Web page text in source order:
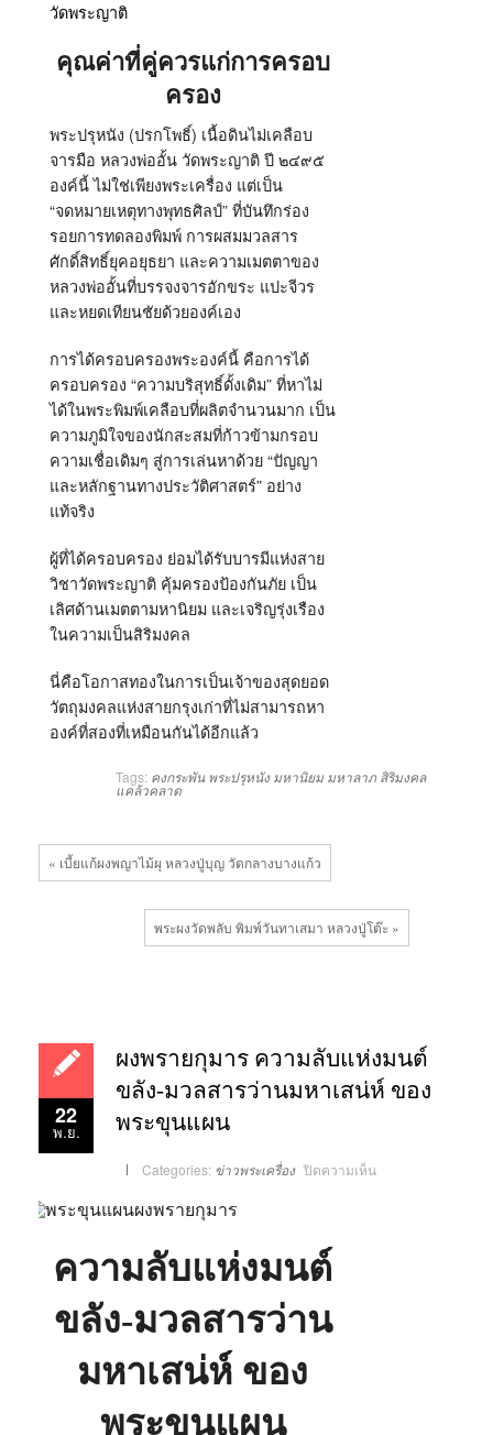
คุณค่าที่คู่ควรแก่การครอบ
ครอง
พระปรุหนัง (ปรกโพธิ์) เนื้อดินไม่เคลือบ
จารมือ หลวงพ่ออั้น วัดพระญาติ ปี ๒๔๙๕
องค์นี้ ไม่ใช่เพียงพระเครื่อง แต่เป็น
“จดหมายเหตุทางพุทธศิลป์” ที่บันทึกร่อง
รอยการทดลองพิมพ์ การผสมมวลสาร
ศักดิ์สิทธิ์ยุคอยุธยา และความเมตตาของ
หลวงพ่ออั้นที่บรรจงจารอักขระ แปะจีวร
และหยดเทียนชัยด้วยองค์เอง
การได้ครอบครองพระองค์นี้ คือการได้
ครอบครอง “ความบริสุทธิ์ดั้งเดิม” ที่หาไม่
ได้ในพระพิมพ์เคลือบที่ผลิตจำนวนมาก เป็น
ความภูมิใจของนักสะสมที่ก้าวข้ามกรอบ
ความเชื่อเดิมๆ สู่การเล่นหาด้วย “ปัญญา
และหลักฐานทางประวัติศาสตร์” อย่าง
แท้จริง
ผู้ที่ได้ครอบครอง ย่อมได้รับบารมีแห่งสาย
วิชาวัดพระญาติ คุ้มครองป้องกันภัย เป็น
เลิศด้านเมตตามหานิยม และเจริญรุ่งเรือง
ในความเป็นสิริมงคล
นี่คือโอกาสทองในการเป็นเจ้าของสุดยอด
วัตถุมงคลแห่งสายกรุงเก่าที่ไม่สามารถหา
องค์ที่สองที่เหมือนกันได้อีกแล้ว
Tags: คงกระพัน พระปรุหนัง มหานิยม มหาลาภ สิริมงคล
แคล้วคลาด
« เบี้ยแก้ผงพญาไม้ผุ หลวงปู่บุญ วัดกลางบางแก้ว
พระผงวัดพลับ พิมพ์วันทาเสมา หลวงปู่โต๊ะ »
22
พ.ย.
ผงพรายกุมาร ความลับแห่งมนต์
ขลัง-มวลสารว่านมหาเสน่ห์ ของ
พระขุนแผน
Categories: ข่าวพระเครื่อง ปิดความเห็นบน
ผง
ความลับแห่งมนต์
ขลัง-มวลสารว่าน
มหาเสน่ห์ ของ
พระขุนแผน